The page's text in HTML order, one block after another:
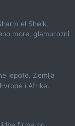
el Sheik,
more, glamurozni
lepote. Zemlja
i Afrike.